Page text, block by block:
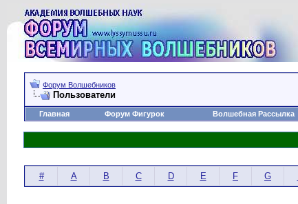
Форум Волшебников
Пользователи
Главная
Форум Фигурок Волшебная Рассылка
# A B C D E F G